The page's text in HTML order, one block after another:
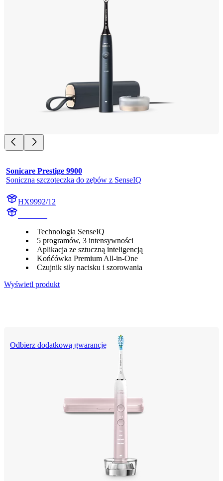
Sonicare Prestige 9900
Soniczna szczoteczka do zębów z SenseIQ
HX9992/12
Technologia SenseIQ
5 programów, 3 intensywności
Aplikacja ze sztuczną inteligencją
Końćówka Premium All-in-One
Czujnik siły nacisku i szorowania
Wyświetl produkt
Odbierz dodatkową gwarancję